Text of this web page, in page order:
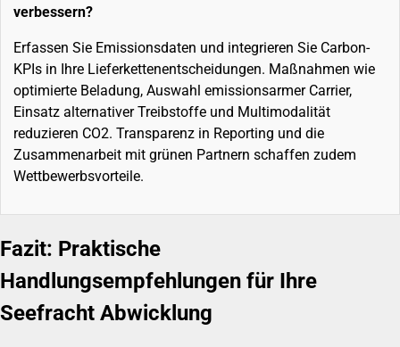
verbessern?
Erfassen Sie Emissionsdaten und integrieren Sie Carbon-
KPIs in Ihre Lieferkettenentscheidungen. Maßnahmen wie
optimierte Beladung, Auswahl emissionsarmer Carrier,
Einsatz alternativer Treibstoffe und Multimodalität
reduzieren CO2. Transparenz in Reporting und die
Zusammenarbeit mit grünen Partnern schaffen zudem
Wettbewerbsvorteile.
Fazit: Praktische
Handlungsempfehlungen für Ihre
Seefracht Abwicklung